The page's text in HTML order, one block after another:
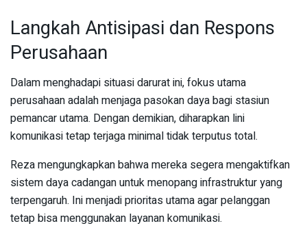
Langkah Antisipasi dan Respons
Perusahaan
Dalam menghadapi situasi darurat ini, fokus utama
perusahaan adalah menjaga pasokan daya bagi stasiun
pemancar utama. Dengan demikian, diharapkan lini
komunikasi tetap terjaga minimal tidak terputus total.
Reza mengungkapkan bahwa mereka segera mengaktifkan
sistem daya cadangan untuk menopang infrastruktur yang
terpengaruh. Ini menjadi prioritas utama agar pelanggan
tetap bisa menggunakan layanan komunikasi.